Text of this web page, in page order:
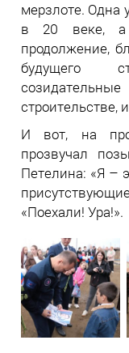
мерзлоте. Одна
в 20 веке, а
продолжение,
будущего
строительстве,
И вот, на
прозвучал
Петелина: «Я –
«Поехали! Ура!».